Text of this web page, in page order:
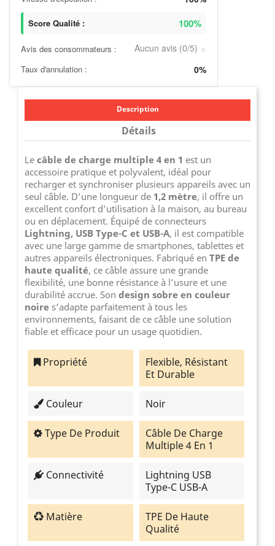
Score Qualité : 100%
Avis des consommateurs : Aucun avis (0/5) ⭐
Taux d'annulation : 0%
Description
Détails
Le câble de charge multiple 4 en 1 est un
accessoire pratique et polyvalent, idéal pour
recharger et synchroniser plusieurs appareils avec un
seul câble. D’une longueur de 1,2 mètre, il offre un
excellent confort d’utilisation à la maison, au bureau
ou en déplacement. Équipé de connecteurs
Lightning, USB Type-C et USB-A, il est compatible
avec une large gamme de smartphones, tablettes et
autres appareils électroniques. Fabriqué en TPE de
haute qualité, ce câble assure une grande
flexibilité, une bonne résistance à l’usure et une
durabilité accrue. Son design sobre en couleur
noire s’adapte parfaitement à tous les
environnements, faisant de ce câble une solution
fiable et efficace pour un usage quotidien.
Propriété
Flexible, Résistant
Et Durable
Couleur Noir
Type De Produit
Câble De Charge
Multiple 4 En 1
Connectivité
Lightning USB
Type-C USB-A
Matière
TPE De Haute
Qualité